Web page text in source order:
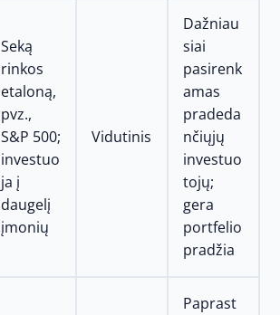
Seką
rinkos
etaloną,
pvz.,
S&P 500;
investuo
ja į
daugelį
įmonių
Vidutinis
Dažniau
siai
pasirenk
amas
pradeda
nčiųjų
investuo
tojų;
gera
portfelio
pradžia
Paprast